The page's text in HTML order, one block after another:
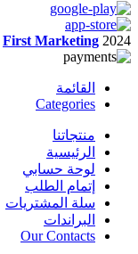
First Marketing 2024
القائمة
Categories
منتجاتنا
الرئيسية
لوحة حسابي
إتمام الطلب
سلة المشتريات
البراندات
Our Contacts